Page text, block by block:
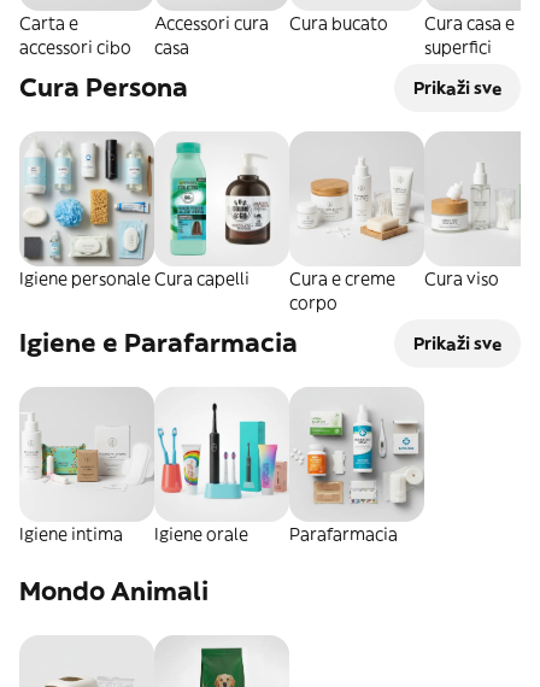
Carta e
accessori cibo
Accessori cura
casa
Cura bucato
Cura casa e
superfici
Cura Persona Prikaži sve
Igiene personaleCura capelli
Cura e creme
corpo
Cura viso
Igiene e Parafarmacia Prikaži sve
Igiene intima Igiene orale Parafarmacia
Mondo Animali